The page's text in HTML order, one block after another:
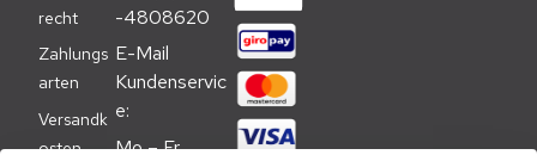
recht
Zahlungs
arten
Versandk
osten
-4808620
E-Mail
Kundenservic
e:
Mo – Fr